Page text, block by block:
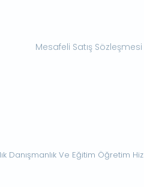
Mesafeli Satış Sözleşmesi
Danışmanlık Ve Eğitim Öğretim